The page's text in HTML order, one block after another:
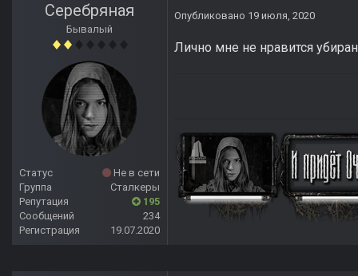
Серебряная
Бывалый
Статус
Не в сети
Группа
Сталкеры
Репутация
195
Сообщений
234
Регистрация
19.07.2020
Опубликовано 19 июля, 2020
Лично мне не нравится